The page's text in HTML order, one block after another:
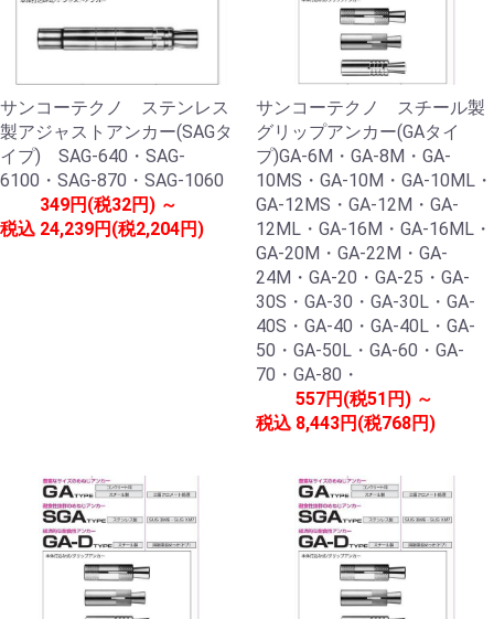
サンコーテクノ ステンレス
製アジャストアンカー(SAGタ
イプ) SAG-640・SAG-
6100・SAG-870・SAG-1060
税込
349円(税32円) ～
24,239円(税2,204円)
サンコーテクノ スチール製
グリップアンカー(GAタイ
プ)GA-6M・GA-8M・GA-
10MS・GA-10M・GA-10ML・
GA-12MS・GA-12M・GA-
12ML・GA-16M・GA-16ML・
GA-20M・GA-22M・GA-
24M・GA-20・GA-25・GA-
30S・GA-30・GA-30L・GA-
40S・GA-40・GA-40L・GA-
50・GA-50L・GA-60・GA-
70・GA-80・
税込
557円(税51円) ～
8,443円(税768円)